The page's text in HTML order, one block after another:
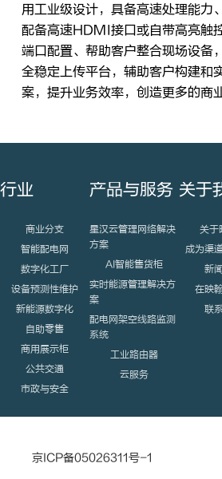
用工业级设计，具备高速处理能力
配备高速HDMI接口或自带高亮触
端口配置、帮助客户整合现场设备
全稳定上传平台，辅助客户构建和
案，提升业务效率，创造更多的商
行业
商业分支
智能配电网
数字化工厂
设备预测性维护
新能源数字化
自助零售
商用展示柜
公共交通
市政与安全
产品与服务
星汉云管理网络解决
方案
AI智能售货柜
实时能源管理解决方
案
配电网架空线路监测
系统
工业路由器
云服务
关于
关于
成为渠
新
在映
联
京ICP备05026311号-1